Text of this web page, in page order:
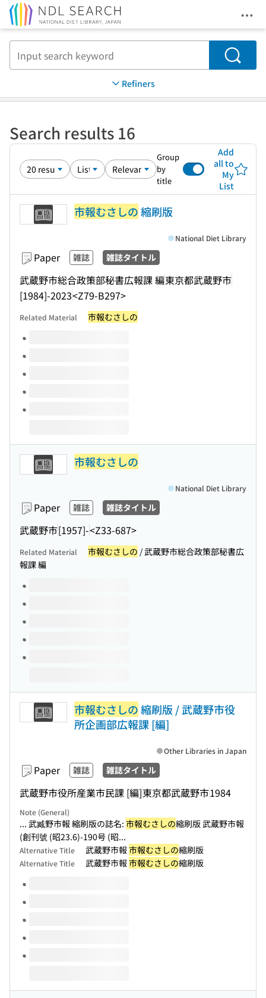
Search
Refiners
Search results 16
Group
by
title
Add
all to
My
List
市報むさしの縮刷版
Paper 雑誌 雑誌タイトル
武蔵野市総合政策部秘書広報課 編東京都武蔵野市
[1984]-2023<Z79-B297>
National Diet Library
Related Material 市報むさしの
Volumes of this title
市報むさしの
Paper 雑誌 雑誌タイトル
武蔵野市[1957]-<Z33-687>
National Diet Library
Related Material 市報むさしの / 武蔵野市総合政策部秘書広
報課 編
Volumes of this title
市報むさしの縮刷版 / 武蔵野市役
所企画部広報課 [編]
Paper 雑誌 雑誌タイトル
武蔵野市役所産業市民課 [編]東京都武蔵野市1984
Other Libraries in Japan
Note (General)
... 武臧野市報 縮刷版の誌名: 市報むさしの縮刷版 武蔵野市報
(創刊號 (昭23.6)-190号 (昭...
Alternative Title 武蔵野市報 市報むさしの縮刷版
Alternative Title 武蔵野市報 市報むさしの縮刷版
Volumes of this title